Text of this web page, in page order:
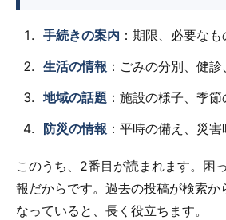
手続きの案内 ：期限、必要な
生活の情報 ：ごみの分別、健
地域の話題 ：施設の様子、季
防災の情報 ：平時の備え、災
このうち、2番目が読まれます。困
報だからです。過去の投稿が検索か
なっていると、長く役立ちます。